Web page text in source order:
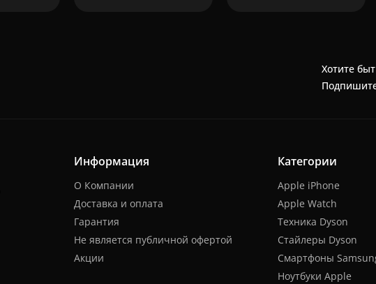
Хотите
Информация
О Компании
Доставка и оплата
Гарантия
Не является публичной офертой
Акции
Категории
Apple iPhone
Apple Watch
Техника Dyson
Стайлеры Dyson
Смартфоны
Ноутбуки Apple